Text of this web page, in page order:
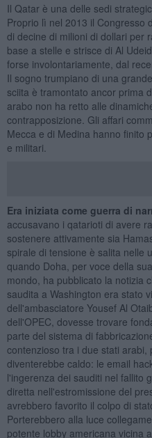
Il Qatar è una delle sedi
Proprio lì nel 2013 il Congresso
di decine di milioni di dollari per
base a stelle e strisce di Al
forse involontariamente, dal
Il sogno trumpiano di una
sciita è tramontato ancor prima
arabo non ha retto alle
contrapposizione. Gli affari
Mecca e di Medina hanno finito
e militari.
Era iniziata come guerra di
accusavano i qatarioti di avere
sostenere attivamente sia
spirale di tensione è salita nelle
quando Doha, per voce della
mondo, ha pubblicato la notizia
saudita a Washington era stato
dell'ambasciatore Yousef Al
dell'OPEC, dovesse trovare
parte del sistema di
contenzioso tra i due stati
diventerebbe caldo: le email
l'ingerenza dei sauditi nel fallito
diretta nell'estromissione del
avrebbero favorito il colpo di
Porterebbero alla luce
potente lobby americana vicina